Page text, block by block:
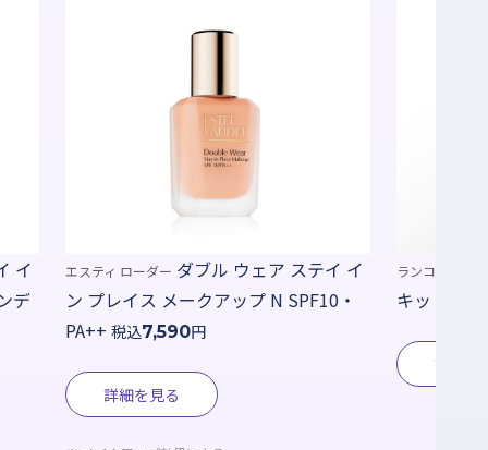
イ
・
ランコム タンイドル ウルトラ ウェア リ
キッド Ｎ 税込7,920円
コスメデコルテ
7,700
詳細を